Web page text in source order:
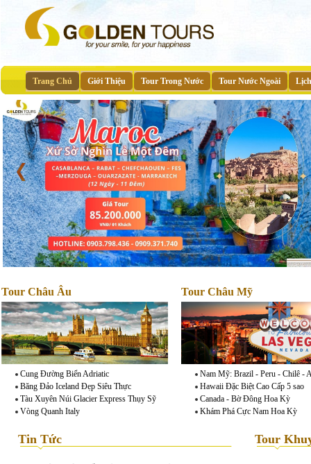
Trang Chủ Giới Thiệu Tour Trong Nước Tour Nước Ngoài
Tour Châu Âu
Cung Đường Biển Adriatic
Băng Đảo Iceland Đẹp Siêu Thực
Tàu Xuyên Núi Glacier Express Thụy Sỹ
Vòng Quanh Italy
Tour Châu Mỹ
Nam Mỹ: Brazil - Peru - Chilê -
Hawaii Đặc Biệt Cao Cấp 5 sao
Canada - Bờ Đông Hoa Kỳ
Khám Phá Cực Nam Hoa Kỳ
Tin Tức Tour